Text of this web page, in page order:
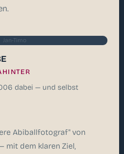
Jan-Timo
dabei — und selbst
Abiballfotograf" von
mit dem klaren Ziel,